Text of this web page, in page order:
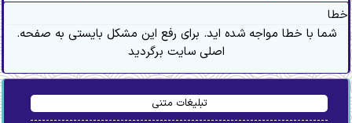
خطا
.شما با خطا مواجه شده اید. برای رفع این مشکل بایستی به صفحه
اصلی سایت برگردید
تبلیغات متنی